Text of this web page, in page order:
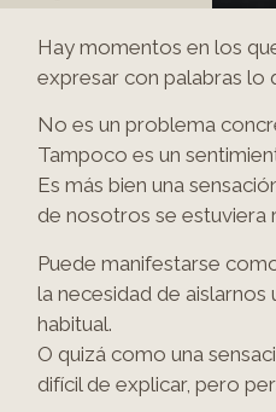
Hay momentos en los
expresar con palabras lo
No es un problema
Tampoco es un
Es más bien una
de nosotros se estuviera
Puede manifestarse
la necesidad de
habitual.
O quizá como una
difícil de explicar, pero